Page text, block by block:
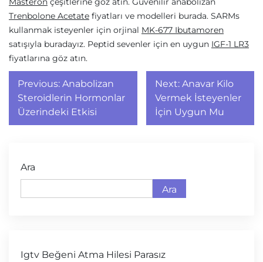
Trenbolone Acetate fiyatları ve modelleri burada. SARMs
kullanmak isteyenler için orjinal MK-677 Ibutamoren
satışıyla buradayız. Peptid sevenler için en uygun IGF-1 LR3
fiyatlarına göz atın.
Yazı
gezinmesi
Previous: Anabolizan
Steroidlerin Hormonlar
Üzerindeki Etkisi
Next: Anavar Kilo
Vermek İsteyenler
İçin Uygun Mu
Ara
Ara
Igtv Beğeni Atma Hilesi Parasız